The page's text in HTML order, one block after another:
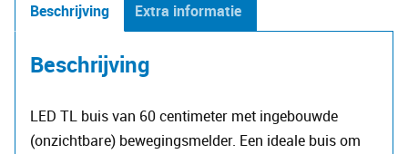
Beschrijving Extra informatie
Beschrijving
LED TL buis van 60 centimeter met ingebouwde
(onzichtbare) bewegingsmelder. Een ideale buis om